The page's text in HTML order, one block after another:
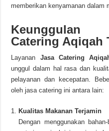
memberikan kenyamanan dalam
Keunggulan
Catering Aqiqah
Layanan Jasa Catering
unggul dalam hal rasa dan
pelayanan dan kecepatan.
oleh jasa catering ini antara lain:
Kualitas Makanan Terjamin
Dengan menggunakan